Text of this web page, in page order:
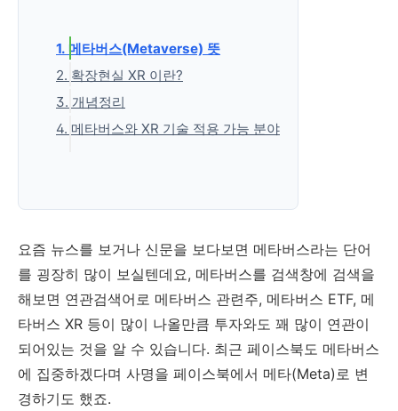
1. 메타버스(Metaverse) 뜻
2. 확장현실 XR 이란?
3. 개념정리
4. 메타버스와 XR 기술 적용 가능 분야
요즘 뉴스를 보거나 신문을 보다보면 메타버스라는 단어
를 굉장히 많이 보실텐데요, 메타버스를 검색창에 검색을
해보면 연관검색어로 메타버스 관련주, 메타버스 ETF, 메
타버스 XR 등이 많이 나올만큼 투자와도 꽤 많이 연관이
되어있는 것을 알 수 있습니다. 최근 페이스북도 메타버스
에 집중하겠다며 사명을 페이스북에서 메타(Meta)로 변
경하기도 했죠.